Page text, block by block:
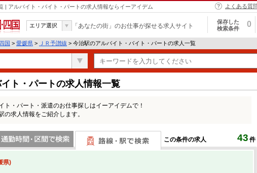
| アルバイト・バイト・パートの求人情報ならイーアイデム よくある質
四国
エリア選択 「あなたの街」のお仕事が探せる求人サイト
保存した
検索条件
0
国 > 愛媛県 > ＪＲ予讃線 > 今治駅のアルバイト・バイト・パートの求人一覧
ト・パートの求人情報一覧
ト・パート・派遣のお仕事探しはイーアイデムで！
求人情報をご紹介します。
この条件の求人 43 件
県)